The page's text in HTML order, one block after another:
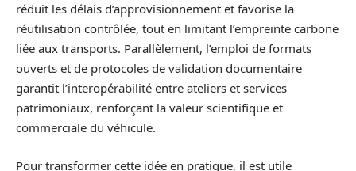
réduit les délais d’approvisionnement et favorise la
réutilisation contrôlée, tout en limitant l’empreinte carbone
liée aux transports. Parallèlement, l’emploi de formats
ouverts et de protocoles de validation documentaire
garantit l’interopérabilité entre ateliers et services
patrimoniaux, renforçant la valeur scientifique et
commerciale du véhicule.
Pour transformer cette idée en pratique, il est utile